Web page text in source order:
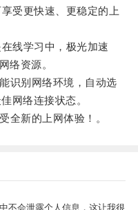
受更快速、更稳定的上
线学习中，极光加速
络资源。
别网络环境，自动选
网络连接状态。
新的上网体验！。
不会泄露个人信息，这让我很